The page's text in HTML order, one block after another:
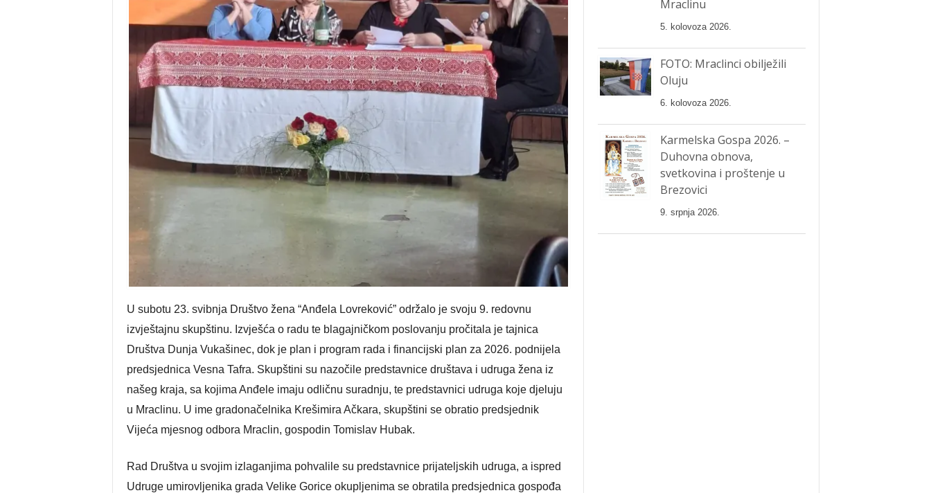
U subotu 23. svibnja Društvo žena “Anđela Lovreković” održalo je svoju 9. redovnu
izvještajnu skupštinu. Izvješća o radu te blagajničkom poslovanju pročitala je tajnica
Društva Dunja Vukašinec, dok je plan i program rada i financijski plan za 2026. podnijela
predsjednica Vesna Tafra. Skupštini su nazočile predstavnice društava i udruga žena iz
našeg kraja, sa kojima Anđele imaju odličnu suradnju, te predstavnici udruga koje djeluju
u Mraclinu. U ime gradonačelnika Krešimira Ačkara, skupštini se obratio predsjednik
Vijeća mjesnog odbora Mraclin, gospodin Tomislav Hubak.
Rad Društva u svojim izlaganjima pohvalile su predstavnice prijateljskih udruga, a ispred
Udruge umirovljenika grada Velike Gorice okupljenima se obratila predsjednica gospođa
Mraclinu
5. kolovoza 2026.
FOTO: Mraclinci obilježili
Oluju
6. kolovoza 2026.
Karmelska Gospa 2026. –
Duhovna obnova,
svetkovina i proštenje u
Brezovici
9. srpnja 2026.